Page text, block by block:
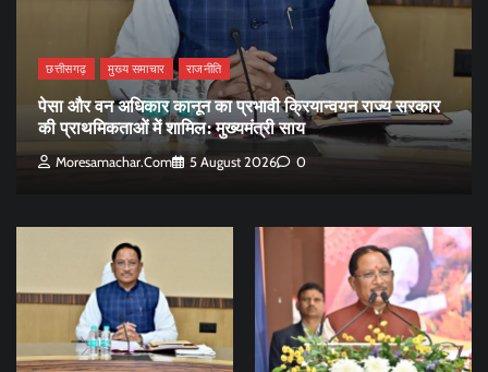
छत्तीसगढ़ मुख्य समाचार राजनीति
पेसा और वन अधिकार कानून का प्रभावी क्रियान्वयन राज्य सरकार
की प्राथमिकताओं में शामिल: मुख्यमंत्री साय
Moresamachar.com 5 August 2026 0